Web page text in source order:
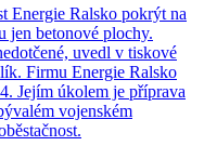
Energie Ralsko pokrýt na
jen betonové plochy.
uvedl v tiskové
Firmu Energie Ralsko
Jejím úkolem je příprava
vojenském